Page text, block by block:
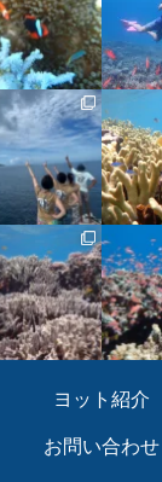
ヨット紹介
お問い合わせ